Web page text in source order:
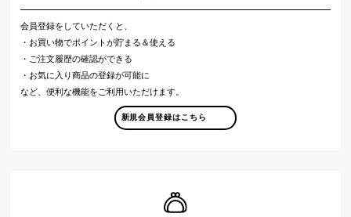
会員登録をしていただくと、
・お買い物でポイントが貯まる＆使える
・ご注文履歴の確認ができる
・お気に入り商品の登録が可能に
など、便利な機能をご利用いただけます。
新規会員登録はこちら